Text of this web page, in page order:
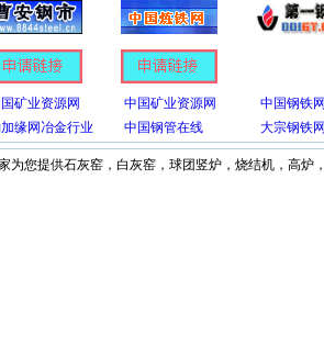
矿业资源网 中国矿业资源网
中国钢铁
缘网冶金行业 中国钢管在线 大宗钢铁
为您提供石灰窑，白灰窑，球团竖炉，烧结机，高